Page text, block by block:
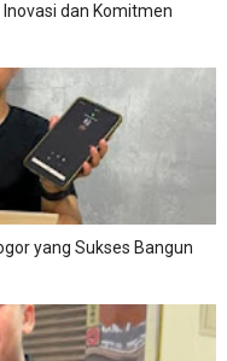
dan Komitmen
yang Sukses Bangun